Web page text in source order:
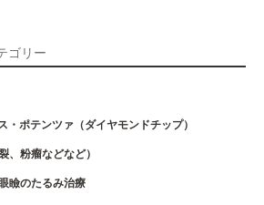
ゴリー
・ポテンツァ（ダイヤモンドチップ）
、粉瘤などなど）
瞼のたるみ治療